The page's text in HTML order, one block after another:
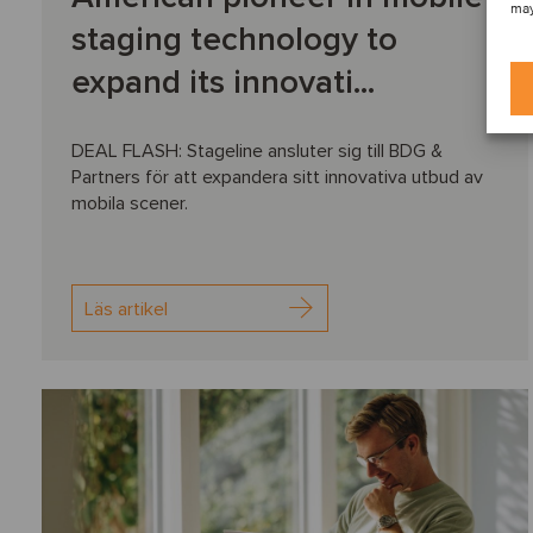
staging technology to
expand its innovati...
DEAL FLASH: Stageline ansluter sig till BDG &
Partners för att expandera sitt innovativa utbud av
mobila scener.
Läs artikel